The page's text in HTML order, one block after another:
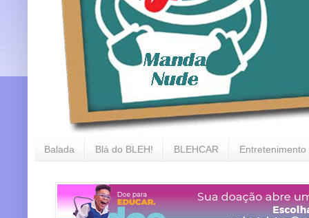
Balada Blá do BLEH! BLEHCAR Entretenimento